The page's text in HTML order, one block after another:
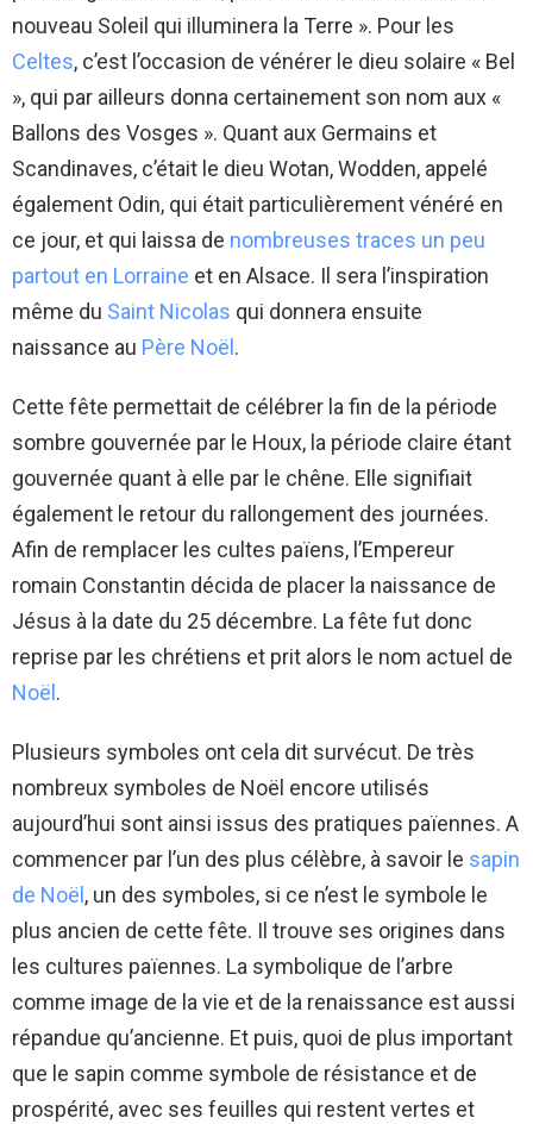
nouveau Soleil qui illuminera la Terre ». Pour les
Celtes, c’est l’occasion de vénérer le dieu solaire « Bel
», qui par ailleurs donna certainement son nom aux «
Ballons des Vosges ». Quant aux Germains et
Scandinaves, c’était le dieu Wotan, Wodden, appelé
également Odin, qui était particulièrement vénéré en
ce jour, et qui laissa de nombreuses traces un peu
partout en Lorraine et en Alsace. Il sera l’inspiration
même du Saint Nicolas qui donnera ensuite
naissance au Père Noël .
Cette fête permettait de célébrer la fin de la période
sombre gouvernée par le Houx, la période claire étant
gouvernée quant à elle par le chêne. Elle signifiait
également le retour du rallongement des journées.
Afin de remplacer les cultes païens, l’Empereur
romain Constantin décida de placer la naissance de
Jésus à la date du 25 décembre. La fête fut donc
reprise par les chrétiens et prit alors le nom actuel de
Noël .
Plusieurs symboles ont cela dit survécut. De très
nombreux symboles de Noël encore utilisés
aujourd’hui sont ainsi issus des pratiques païennes. A
commencer par l’un des plus célèbre, à savoir le sapin
de Noël , un des symboles, si ce n’est le symbole le
plus ancien de cette fête. Il trouve ses origines dans
les cultures païennes. La symbolique de l’arbre
comme image de la vie et de la renaissance est aussi
répandue qu’ancienne. Et puis, quoi de plus important
que le sapin comme symbole de résistance et de
prospérité, avec ses feuilles qui restent vertes et